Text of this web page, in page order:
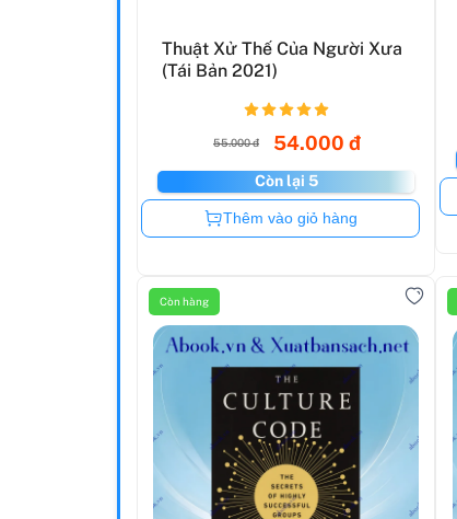
Thuật Xử Thế Của Người Xưa
(Tái Bản 2021)
55.000 đ 54.000 đ
Còn lại 5
Còn hàng
Thêm vào giỏ hàng
Còn hàng